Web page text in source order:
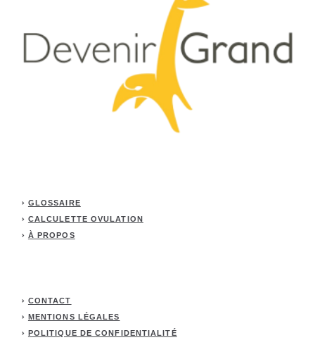
GLOSSAIRE
CALCULETTE OVULATION
À PROPOS
CONTACT
MENTIONS LÉGALES
POLITIQUE DE CONFIDENTIALITÉ